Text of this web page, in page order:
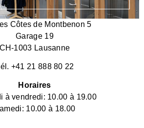
Côtes de Montbenon 5
Garage 19
CH-1003 Lausanne
+41 21 888 80 22
Horaires
à vendredi: 10.00 à 19.00
10.00 à 18.00